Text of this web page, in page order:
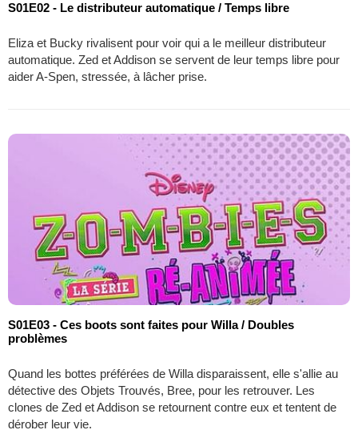
S01E02 - Le distributeur automatique / Temps libre
Eliza et Bucky rivalisent pour voir qui a le meilleur distributeur
automatique. Zed et Addison se servent de leur temps libre pour
aider A-Spen, stressée, à lâcher prise.
S01E03 - Ces boots sont faites pour Willa / Doubles
problèmes
Quand les bottes préférées de Willa disparaissent, elle s'allie au
détective des Objets Trouvés, Bree, pour les retrouver. Les
clones de Zed et Addison se retournent contre eux et tentent de
dérober leur vie.